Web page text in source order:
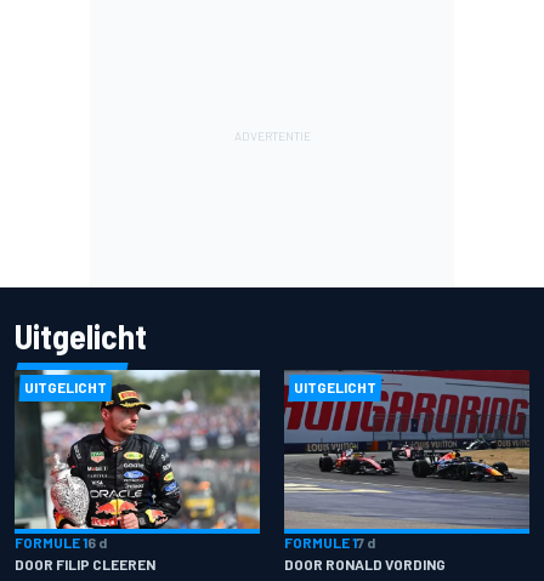
Uitgelicht
UITGELICHT
FORMULE 16 d
DOOR FILIP CLEEREN
UITGELICHT
FORMULE 17 d
DOOR RONALD VORDING